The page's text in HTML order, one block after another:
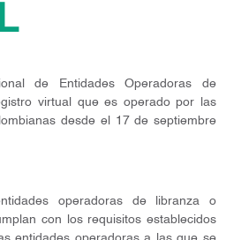
de Entidades Operadoras de
virtual que es operado por las
desde el 17 de septiembre
operadoras de libranza o
con los requisitos establecidos